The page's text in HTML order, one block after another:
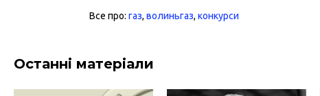
Все про:газ,волиньгаз,конкурси
Останні матеріали